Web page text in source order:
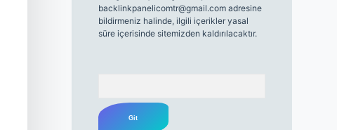
backlinkpanelicomtr@gmail.comadresine
bildirmeniz halinde, ilgili içerikler yasal
süre içerisinde sitemizden kaldırılacaktır.